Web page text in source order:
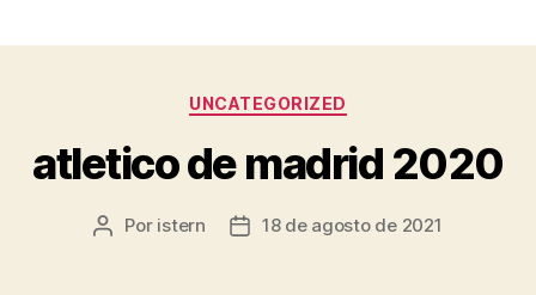
Categorías
UNCATEGORIZED
atletico de madrid 2020
Autor
Por istern
Fecha18 de agosto de 2021